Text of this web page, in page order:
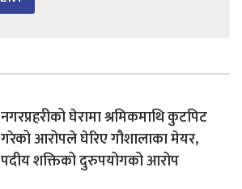
नगरप्रहरीको घेरामा श्रमिकमाथि कुटपिट
गरेको आरोपले घेरिए गौशालाका मेयर,
पदीय शक्तिको दुरुपयोगको आरोप